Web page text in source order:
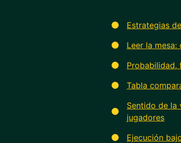
Estrategias
Leer la
Probabilidad,
Tabla
Sentido de la
jugadores
Ejecución